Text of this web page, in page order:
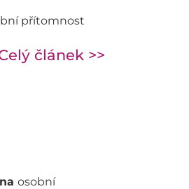
přítomnost
článek >>
osobní